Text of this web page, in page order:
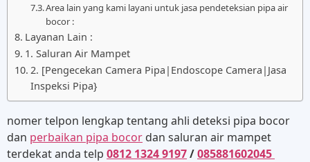
Area lain yang kami layani untuk jasa pendeteksian pipa air
bocor :
Layanan Lain :
1. Saluran Air Mampet
2. [Pengecekan Camera Pipa|Endoscope Camera|Jasa
Inspeksi Pipa}
nomer telpon lengkap tentang ahli deteksi pipa bocor
dan perbaikan pipa bocor dan saluran air mampet
terdekat anda telp 0812 1324 9197/085881602045